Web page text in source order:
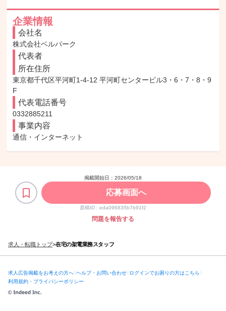
企業情報
会社名
株式会社ベルパーク
代表者
所在住所
東京都千代区平河町1-4-12 平河町センタービル3・6・7・8・9
F
代表電話番号
0332885211
事業内容
通信・インターネット
掲載開始日： 2026/05/18
応募画面へ
原稿ID : eda096835b7b91f2
問題を報告する
求人・転職トップ>在宅の架電業務スタッフ
求人広告掲載をお考えの方へ ヘルプ・お問い合わせ ログインでお困りの方はこちら
利用規約・プライバシーポリシー